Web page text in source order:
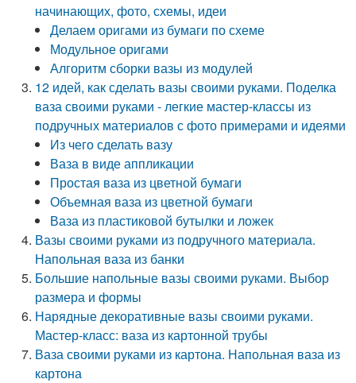
начинающих, фото, схемы, идеи
Делаем оригами из бумаги по схеме
Модульное оригами
Алгоритм сборки вазы из модулей
12 идей, как сделать вазы своими руками. Поделка
ваза своими руками - легкие мастер-классы из
подручных материалов с фото примерами и идеями
Из чего сделать вазу
Ваза в виде аппликации
Простая ваза из цветной бумаги
Объемная ваза из цветной бумаги
Ваза из пластиковой бутылки и ложек
Вазы своими руками из подручного материала.
Напольная ваза из банки
Большие напольные вазы своими руками. Выбор
размера и формы
Нарядные декоративные вазы своими руками.
Мастер-класс: ваза из картонной трубы
Ваза своими руками из картона. Напольная ваза из
картона